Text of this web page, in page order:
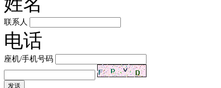
联系人
电话
座机/手机号码